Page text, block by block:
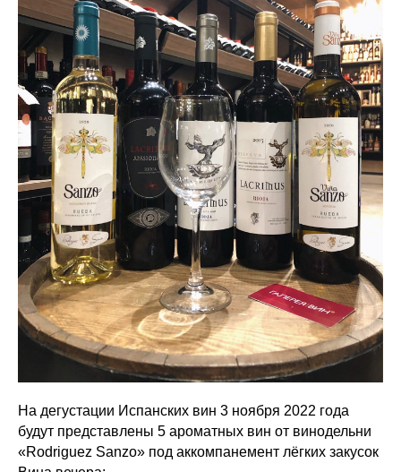
На дегустации Испанских вин 3 ноября 2022 года
будут представлены 5 ароматных вин от винодельни
«Rodriguez Sanzо» под аккомпанемент лёгких закусок